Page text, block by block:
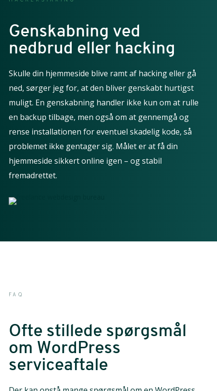
Genskabning ved
nedbrud eller hacking
Skulle din hjemmeside blive ramt af hacking eller gå
ned, sørger jeg for, at den bliver genskabt hurtigst
muligt. En genskabning handler ikke kun om at rulle
en backup tilbage, men også om at gennemgå og
rense installationen for eventuel skadelig kode, så
problemet ikke gentager sig. Målet er at få din
hjemmeside sikkert online igen – og stabil
fremadrettet.
FAQ
Ofte stillede spørgsmål
om WordPress
serviceaftale